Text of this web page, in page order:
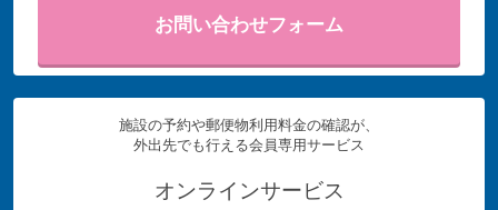
お問い合わせフォーム
施設の予約や郵便物利用料金の確認が、
外出先でも行える会員専用サービス
オンラインサービス